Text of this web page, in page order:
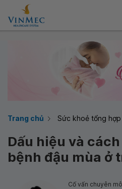
Trang chủ Sức khoẻ tổng hợp
Dấu hiệu và
bệnh đậu mùa ở
Cố vấn chuyên